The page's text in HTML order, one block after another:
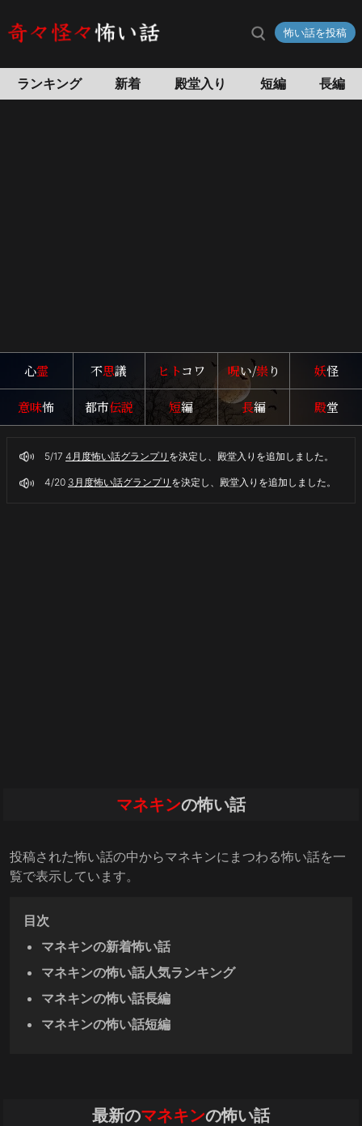
怖い話を投稿
ランキング 新着 殿堂入り 短編 長編
心霊 不思議 ヒトコワ 呪い/祟り 妖怪
意味怖 都市伝説 短編 長編 殿堂
5/17 4月度怖い話グランプリ を決定し、殿堂入りを追加しました。
4/20 3月度怖い話グランプリ を決定し、殿堂入りを追加しました。
マネキンの怖い話
投稿された怖い話の中からマネキンにまつわる怖い話を一
覧で表示しています。
目次
マネキンの新着怖い話
マネキンの怖い話人気ランキング
マネキンの怖い話長編
マネキンの怖い話短編
最新のマネキンの怖い話